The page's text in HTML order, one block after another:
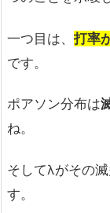
一つ目は、 打率
です。
ポアソン分布は
ね。
そしてλがその
す。